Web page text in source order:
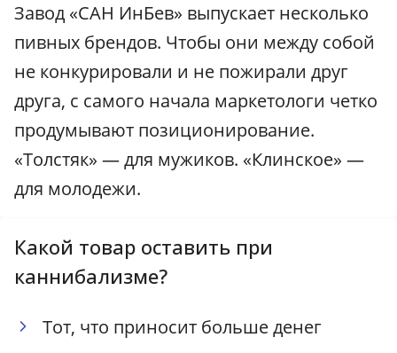
Завод «САН ИнБев» выпускает несколько
пивных брендов. Чтобы они между собой
не конкурировали и не пожирали друг
друга, с самого начала маркетологи четко
продумывают позиционирование.
«Толстяк» — для мужиков. «Клинское» —
для молодежи.
Какой товар оставить при
каннибализме?
Тот, что приносит больше денег